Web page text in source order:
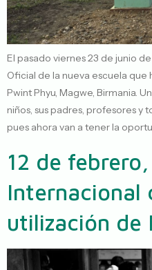
El pasado viernes 23 de junio
Oficial de la nueva escuela que
Pwint Phyu, Magwe, Birmania.
niños, sus padres, profesores y
pues ahora van a tener la
12 de
Internacional
utilización de